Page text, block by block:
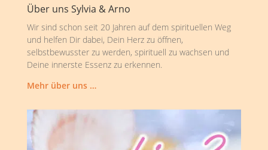
Über uns Sylvia & Arno
Wir sind schon seit 20 Jahren auf dem spirituellen Weg
und helfen Dir dabei, Dein Herz zu öffnen,
selbstbewusster zu werden, spirituell zu wachsen und
Deine innerste Essenz zu erkennen.
Mehr über uns …